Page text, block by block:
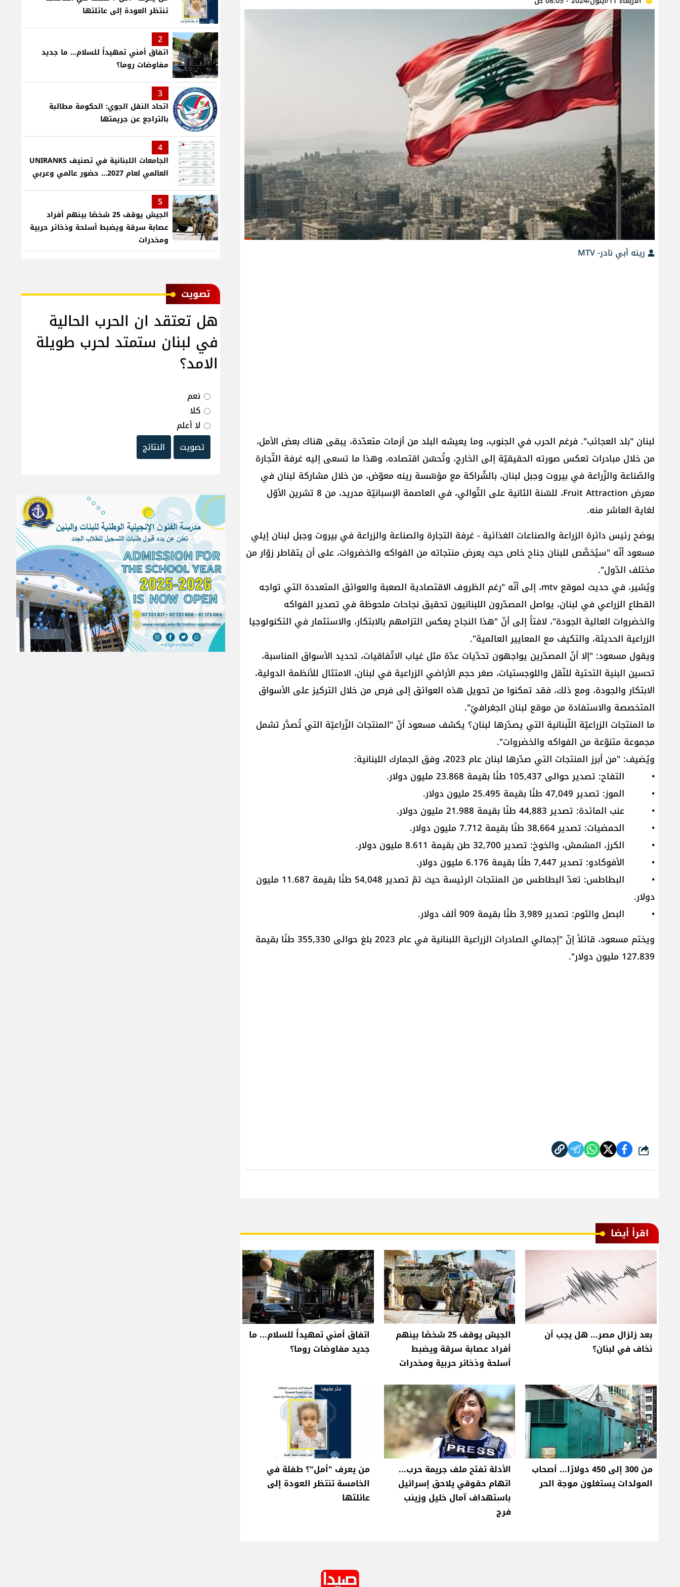
رينه أبي نادر- MTV
لبنان "بلد العجائب". فرغم الحرب في الجنوب، وما يعيشه البلد من أزمات متعدّدة، يبقى هناك بعض الأمل،
من خلال مبادرات تعكس صورته الحقيقيّة إلى الخارج، وتُحسّن اقتصاده، وهذا ما تسعى إليه غرفة التّجارة
والصّناعة والزّراعة في بيروت وجبل لبنان، بالشّراكة مع مؤسّسة رينه معوّض، من خلال مشاركة لبنان في
معرض Fruit Attraction، للسّنة الثانية على التّوالي، في العاصمة الإسبانيّة مدريد، من 8 تشرين الأوّل
لغاية العاشر منه.
يوضح رئيس دائرة الزراعة والصناعات الغذائية - غرفة التجارة والصناعة والزراعة في بيروت وجبل لبنان إيلي
مسعود أنّه "سيُخصَّص للبنان جناح خاص حيث يعرض منتجاته من الفواكه والخضروات، على أن يتقاطر زوّار من
مختلف الدّول".
ويُشير، في حديث لموقع mtv، إلى أنّه "رغم الظروف الاقتصادية الصعبة والعوائق المتعددة التي تواجه
القطاع الزراعي في لبنان، يواصل المصدّرون اللبنانيون تحقيق نجاحات ملحوظة في تصدير الفواكه
والخضروات العالية الجودة"، لافتاً إلى أنّ "هذا النجاح يعكس التزامهم بالابتكار، والاستثمار في التكنولوجيا
الزراعية الحديثة، والتكيف مع المعايير العالمية".
ويقول مسعود: "إلا أنّ المصدّرين يواجهون تحدّيات عدّة مثل غياب الاتّفاقيات، تحديد الأسواق المناسبة،
تحسين البنية التحتية للنّقل واللوجستيات، صغر حجم الأراضي الزراعية في لبنان، الامتثال للأنظمة الدولية،
الابتكار والجودة، ومع ذلك، فقد تمكنوا من تحويل هذه العوائق إلى فرص من خلال التركيز على الأسواق
المتخصصة والاستفادة من موقع لبنان الجغرافيّ".
ما المنتجات الزراعيّة اللّبنانية التي يصدّرها لبنان؟ يكشف مسعود أنّ "المنتجات الزّراعيّة التي تُصدَّر تشمل
مجموعة متنوّعة من الفواكه والخضروات".
ويُضيف: "من أبرز المنتجات التي صدّرها لبنان عام 2023، وفق الجمارك اللبنانية:
• التفاح: تصدير حوالى 105,437 طنًا بقيمة 23.868 مليون دولار.
• الموز: تصدير 47,049 طنًا بقيمة 25.495 مليون دولار.
• عنب المائدة: تصدير 44,883 طنًا بقيمة 21.988 مليون دولار.
• الحمضيات: تصدير 38,664 طنًا بقيمة 7.712 مليون دولار.
• الكرز، المشمش، والخوخ: تصدير 32,700 طن بقيمة 8.611 مليون دولار.
• الأفوكادو: تصدير 7,447 طنًا بقيمة 6.176 مليون دولار.
• البطاطس: تعدّ البطاطس من المنتجات الرئيسة حيث تمّ تصدير 54,048 طنًا بقيمة 11.687 مليون
دولار.
• البصل والثوم: تصدير 3,989 طنًا بقيمة 909 ألف دولار.
ويختم مسعود، قائلاً إنّ "إجمالي الصادرات الزراعية اللبنانية في عام 2023 بلغ حوالى 355,330 طنًا بقيمة
127.839 مليون دولار".
شارك
اقرأ أيضا
بعد زلزال مصر... هل يجب أن
نخاف في لبنان؟
الجيش يوقف 25 شخصًا بينهم
أفراد عصابة سرقة ويضبط
أسلحة وذخائر حربية ومخدرات
اتفاق أمني تمهيداً للسلام... ما
جديد مفاوضات روما؟
من 300 إلى 450 دولارًا... أصحاب
المولدات يستغلون موجة الحر
الأدلة تفتح ملف جريمة حرب...
اتهام حقوقي يلاحق إسرائيل
باستهداف آمال خليل وزينب
فرج
من يعرف "أمل"؟ طفلة في
الخامسة تنتظر العودة إلى
عائلتها
تنتظر العودة إلى عائلتها
2
اتفاق أمني تمهيداً للسلام... ما جديد
مفاوضات روما؟
3
اتحاد النقل الجوي: الحكومة مطالبة
بالتراجع عن جريمتها
4
الجامعات اللبنانية في تصنيف UNIRANKS
العالمي لعام 2027... حضور عالمي وعربي
5
الجيش يوقف 25 شخصًا بينهم أفراد
عصابة سرقة ويضبط أسلحة وذخائر حربية
ومخدرات
ﺗﺼﻮﻳﺖ
هل تعتقد ان الحرب الحالية
في لبنان ستمتد لحرب طويلة
الامد؟
نعم
كلا
لا أعلم
تصويت
النتائج